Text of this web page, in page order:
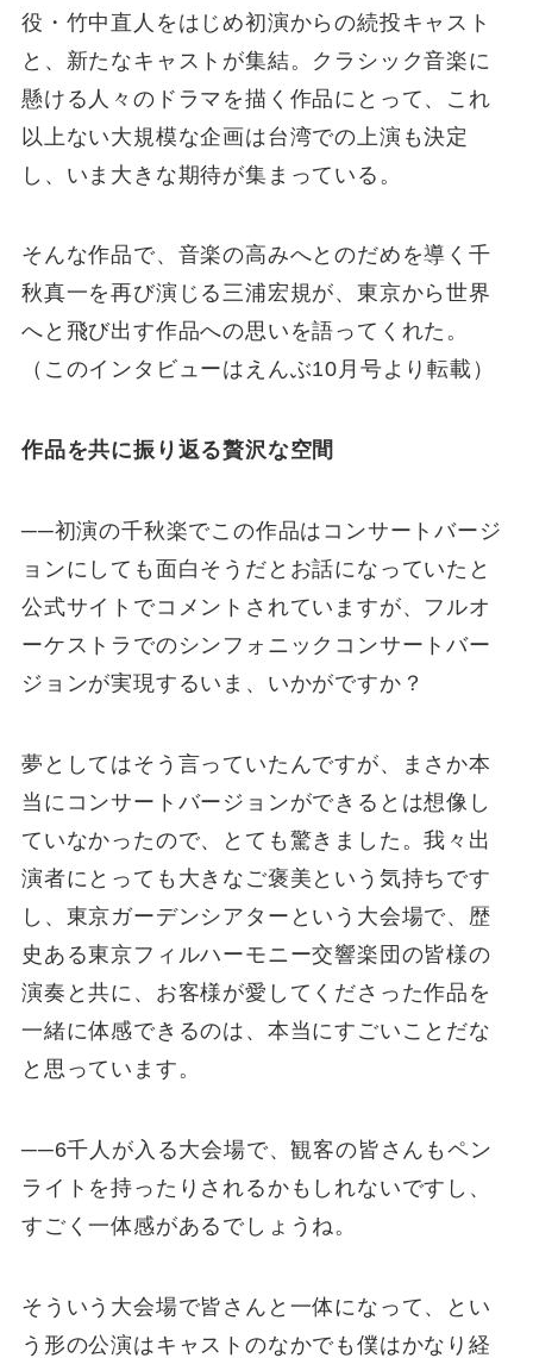
役・竹中直人をはじめ初演からの続投キャスト
と、新たなキャストが集結。クラシック音楽に
懸ける人々のドラマを描く作品にとって、これ
以上ない大規模な企画は台湾での上演も決定
し、いま大きな期待が集まっている。
そんな作品で、音楽の高みへとのだめを導く千
秋真一を再び演じる三浦宏規が、東京から世界
へと飛び出す作品への思いを語ってくれた。
（このインタビューはえんぶ10月号より転載）
作品を共に振り返る贅沢な空間
──初演の千秋楽でこの作品はコンサートバージ
ョンにしても面白そうだとお話になっていたと
公式サイトでコメントされていますが、フルオ
ーケストラでのシンフォニックコンサートバー
ジョンが実現するいま、いかがですか？
夢としてはそう言っていたんですが、まさか本
当にコンサートバージョンができるとは想像し
ていなかったので、とても驚きました。我々出
演者にとっても大きなご褒美という気持ちです
し、東京ガーデンシアターという大会場で、歴
史ある東京フィルハーモニー交響楽団の皆様の
演奏と共に、お客様が愛してくださった作品を
一緒に体感できるのは、本当にすごいことだな
と思っています。
──6千人が入る大会場で、観客の皆さんもペン
ライトを持ったりされるかもしれないですし、
すごく一体感があるでしょうね。
そういう大会場で皆さんと一体になって、とい
う形の公演はキャストのなかでも僕はかなり経